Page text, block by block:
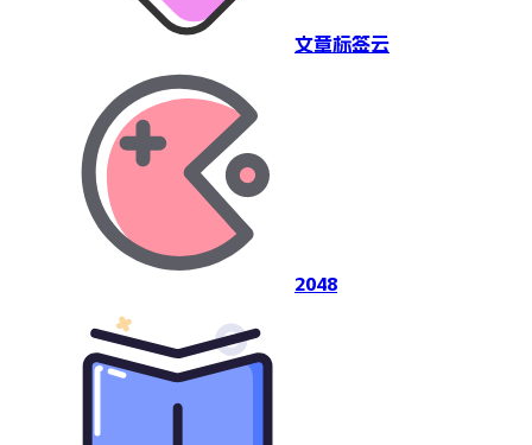
文章标签云
2048